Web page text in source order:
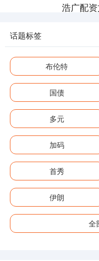
浩广配
话题标签
布伦特
国债
多元
加码
首秀
伊朗
全